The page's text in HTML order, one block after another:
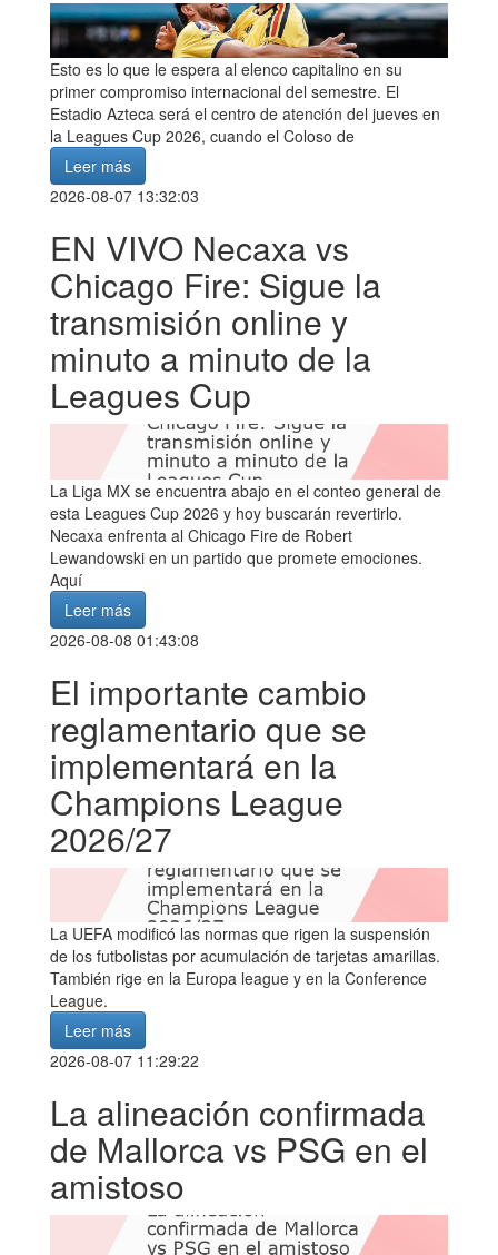
Esto es lo que le espera al elenco capitalino en su
primer compromiso internacional del semestre. El
Estadio Azteca será el centro de atención del jueves en
la Leagues Cup 2026, cuando el Coloso de
Leer más
2026-08-07 13:32:03
EN VIVO Necaxa vs
Chicago Fire: Sigue la
transmisión online y
minuto a minuto de la
Leagues Cup
La Liga MX se encuentra abajo en el conteo general de
esta Leagues Cup 2026 y hoy buscarán revertirlo.
Necaxa enfrenta al Chicago Fire de Robert
Lewandowski en un partido que promete emociones.
Aquí
Leer más
2026-08-08 01:43:08
El importante cambio
reglamentario que se
implementará en la
Champions League
2026/27
La UEFA modificó las normas que rigen la suspensión
de los futbolistas por acumulación de tarjetas amarillas.
También rige en la Europa league y en la Conference
League.
Leer más
2026-08-07 11:29:22
La alineación confirmada
de Mallorca vs PSG en el
amistoso